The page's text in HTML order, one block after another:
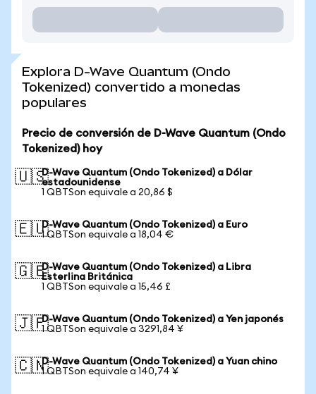
Explora D-Wave Quantum (Ondo
Tokenized) convertido a monedas
populares
Precio de conversión de D-Wave Quantum (Ondo
Tokenized) hoy
🇺🇸D-Wave Quantum (Ondo Tokenized) a Dólar
estadounidense
1 QBTSon equivale a 20,86 $
🇪🇺D-Wave Quantum (Ondo Tokenized) a Euro
1 QBTSon equivale a 18,04 €
🇬🇧D-Wave Quantum (Ondo Tokenized) a Libra
Esterlina Británica
1 QBTSon equivale a 15,46 £
🇯🇵D-Wave Quantum (Ondo Tokenized) a Yen japonés
1 QBTSon equivale a 3291,84 ¥
🇨🇳D-Wave Quantum (Ondo Tokenized) a Yuan chino
1 QBTSon equivale a 140,74 ¥